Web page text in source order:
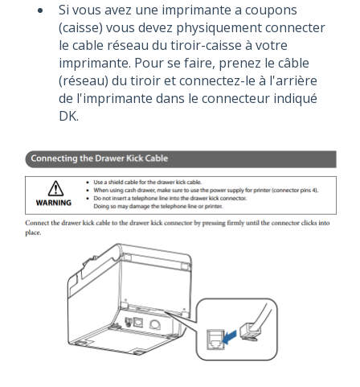
Si vous avez une imprimante a coupons
(caisse) vous devez physiquement connecter
le cable réseau du tiroir-caisse à votre
imprimante. Pour se faire, prenez le câble
(réseau) du tiroir et connectez-le à l'arrière
de l'imprimante dans le connecteur indiqué
DK.